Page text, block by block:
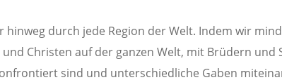
durch jede Region der Welt. Indem wir
Christen auf der ganzen Welt, mit Brüdern und
sind und unterschiedliche Gaben